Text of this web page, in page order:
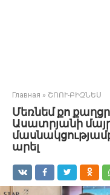
Главная » ՇՈՈՒ-ԲԻԶՆԵՍ
Մեռնեմ քո
Ասատրյանի
արել